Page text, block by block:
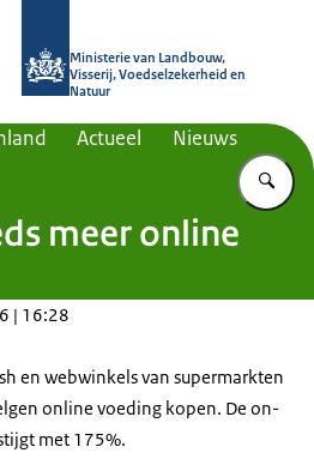
Ministerie van Landbouw,
Visserij, Voedselzekerheid en
Natuur
Actueel Nieuws
meer online
| 16:28
en webwinkels van supermarkten
online voeding kopen. De on-
met 175%.